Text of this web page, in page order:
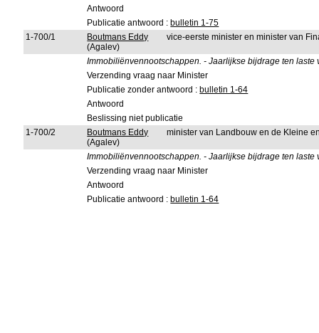
Antwoord
Publicatie antwoord : bulletin 1-75
1-700/1
Boutmans Eddy
(Agalev)
vice-eerste minister en minister van
Immobiliënvennootschappen. - Jaarlijkse bijdrage ten laste
Verzending vraag naar Minister
Publicatie zonder antwoord : bulletin 1-64
Antwoord
Beslissing niet publicatie
1-700/2
Boutmans Eddy
(Agalev)
minister van Landbouw en de Kleine
Immobiliënvennootschappen. - Jaarlijkse bijdrage ten laste
Verzending vraag naar Minister
Antwoord
Publicatie antwoord : bulletin 1-64